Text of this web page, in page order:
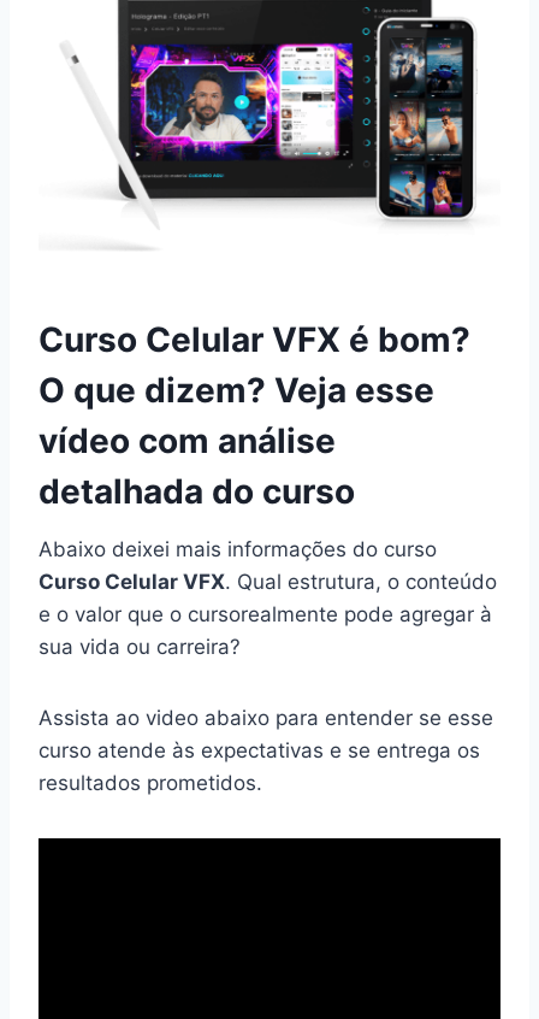
Curso Celular VFX é bom?
O que dizem? Veja esse
vídeo com análise
detalhada do curso
Abaixo deixei mais informações do curso
Curso Celular VFX. Qual estrutura, o conteúdo
e o valor que o cursorealmente pode agregar à
sua vida ou carreira?
Assista ao video abaixo para entender se esse
curso atende às expectativas e se entrega os
resultados prometidos.